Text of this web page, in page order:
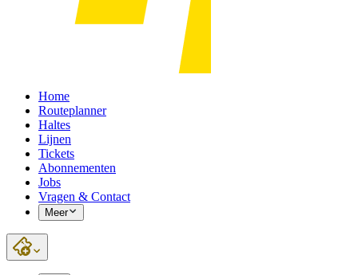
Home
Routeplanner
Haltes
Lijnen
Tickets
Abonnementen
Jobs
Vragen & Contact
Meer